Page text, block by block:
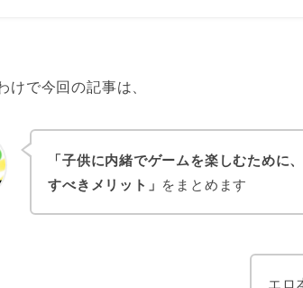
けで今回の記事は、
「子供に内緒でゲームを楽しむために
すべきメリット」 をまとめます
エロ